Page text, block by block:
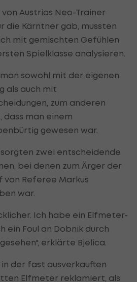
Austrias Neo-Trainer
die Kärntner gab, mussten
mit gemischten Gefühlen
Spielklasse analysieren.
sowohl mit der eigenen
als auch mit
zum anderen
dass man einem
gewesen war.
sorgten zwei entscheidende
bei denen zum Ärger der
von Referee Markus
war.
Ich habe ein Elfmeter-
ein Foul an Dobnik durch
erklärte Bjelica.
in der fast ausverkauften
Elfmeter reklamiert, als